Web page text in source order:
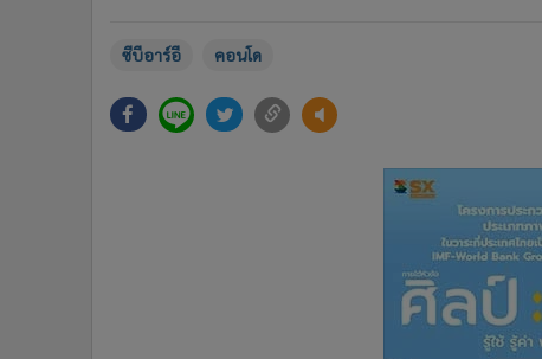
ซีบีอาร์อี คอนโด